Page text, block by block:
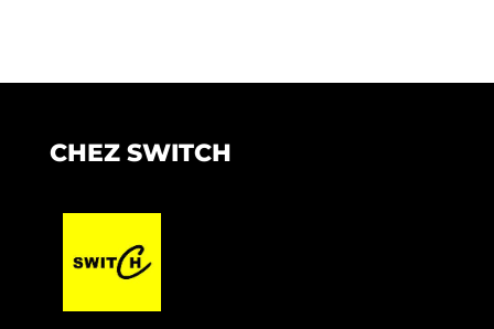
CHEZ SWITCH